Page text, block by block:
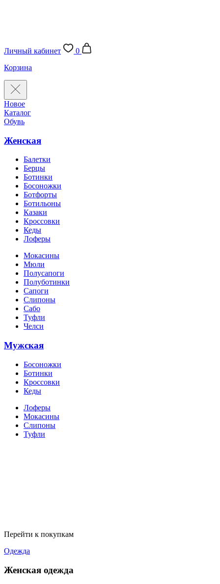
Личный кабинет
0
Корзина
Новое
Каталог
Обувь
Женская
Балетки
Берцы
Ботинки
Босоножки
Ботфорты
Ботильоны
Казаки
Кроссовки
Кеды
Лоферы
Мокасины
Мюли
Полусапоги
Полуботинки
Сапоги
Слипоны
Сабо
Туфли
Челси
Мужская
Босоножки
Ботинки
Кроссовки
Кеды
Лоферы
Мокасины
Слипоны
Туфли
Перейти к покупкам
Одежда
Женская одежда